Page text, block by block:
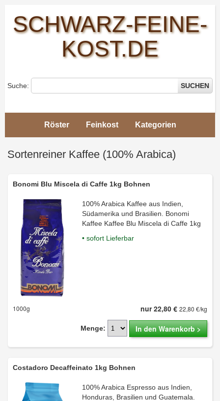
SCHWARZ-FEINE-
KOST.DE
Suche: SUCHEN
Schwarz-
Kost >
(100%
Röster Feinkost Kategorien
Sortenreiner Kaffee (100% Arabica)
Bonomi Blu Miscela di Caffe 1kg Bohnen
100% Arabica Kaffee aus Indien,
Südamerika und Brasilien. Bonomi
Kaffee Kaffee Blu Miscela di Caffe 1kg
• sofort Lieferbar
1000g nur 22,80 € 22,80 €/kg
Menge: In den Warenkorb >
Costadoro Decaffeinato 1kg Bohnen
100% Arabica Espresso aus Indien,
Honduras, Brasilien und Guatemala.